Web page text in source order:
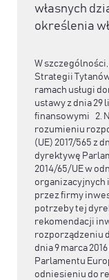
własnych
określenia
W
Strategii
ramach usługi
ustawy z dnia 29
finansowymi 2.
rozumieniu
(UE) 2017/565 z
dyrektywę
2014/65/UE w
organizacyjnych
przez firmy
potrzeby tej
rekomendacji
rozporządzeniu
dnia 9 marca
Parlamentu
odniesieniu do